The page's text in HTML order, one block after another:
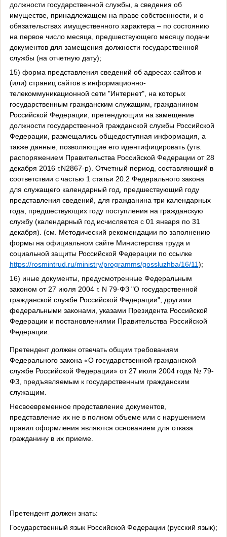
должности государственной службы, а сведения об
имуществе, принадлежащем на праве собственности, и о
обязательствах имущественного характера – по состоянию
на первое число месяца, предшествующего месяцу подачи
документов для замещения должности государственной
службы (на отчетную дату);
15) форма представления сведений об адресах сайтов и
(или) страниц сайтов в информационно-
телекоммуникационной сети "Интернет", на которых
государственным гражданским служащим, гражданином
Российской Федерации, претендующим на замещение
должности государственной гражданской службы Российской
Федерации, размещались общедоступная информация, а
также данные, позволяющие его идентифицировать (утв.
распоряжением Правительства Российской Федерации от 28
декабря 2016 г.N2867-р). Отчетный период, составляющий в
соответствии с частью 1 статьи 20.2 Федерального закона
для служащего календарный год, предшествующий году
представления сведений, для гражданина три календарных
года, предшествующих году поступления на гражданскую
службу (календарный год исчисляется с 01 января по 31
декабря). (cм. Методический рекомендации по заполнению
формы на официальном сайте Министерства труда и
социальной защиты Российской Федерации по ссылке
https://rosmintrud ru/ministry/programms/gossluzhba/16/11);
16) иные документы, предусмотренные Федеральным
законом от 27 июля 2004 г. N 79-ФЗ "О государственной
гражданской службе Российской Федерации", другими
федеральными законами, указами Президента Российской
Федерации и постановлениями Правительства Российской
Федерации.
Претендент должен отвечать общим требованиям
Федерального закона «О государственной гражданской
службе Российской Федерации» от 27 июля 2004 года № 79-
ФЗ, предъявляемым к государственным гражданским
служащим.
Несвоевременное представление документов,
представление их не в полном объеме или с нарушением
правил оформления являются основанием для отказа
гражданину в их приеме.
Претендент должен знать:
Государственный язык Российской Федерации (русский язык);